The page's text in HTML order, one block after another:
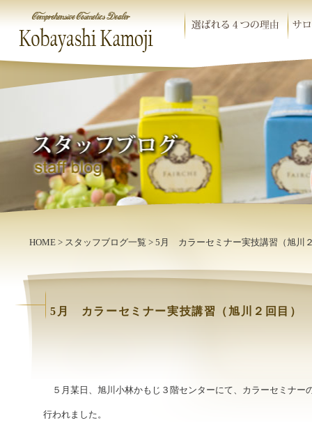
HOME > スタッフブログ一覧 > 5月 カラーセミナー実技講習（旭川
5月 カラーセミナー実技講習（旭川２回目）
５月某日、旭川小林かもじ３階センターにて、カラーセミナー
行われました。